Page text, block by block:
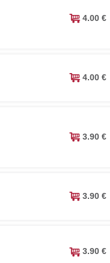
4.00 €
4.00 €
3.90 €
3.90 €
3.90 €